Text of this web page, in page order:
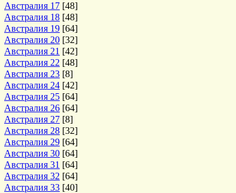
Австралия 17 [48]
Австралия 18 [48]
Австралия 19 [64]
Австралия 20 [32]
Австралия 21 [42]
Австралия 22 [48]
Австралия 23 [8]
Австралия 24 [42]
Австралия 25 [64]
Австралия 26 [64]
Австралия 27 [8]
Австралия 28 [32]
Австралия 29 [64]
Австралия 30 [64]
Австралия 31 [64]
Австралия 32 [64]
Австралия 33 [40]